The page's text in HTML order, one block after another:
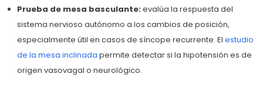
Prueba de mesa basculante:evalúa la respuesta del
sistema nervioso autónomo a los cambios de posición,
especialmente útil en casos de síncope recurrente. El estudio
de la mesa inclinada permite detectar si la hipotensión es de
origen vasovagal o neurológico.